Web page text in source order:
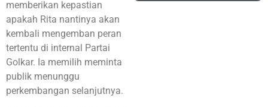
memberikan kepastian
apakah Rita nantinya akan
kembali mengemban peran
tertentu di internal Partai
Golkar. Ia memilih meminta
publik menunggu
perkembangan selanjutnya.